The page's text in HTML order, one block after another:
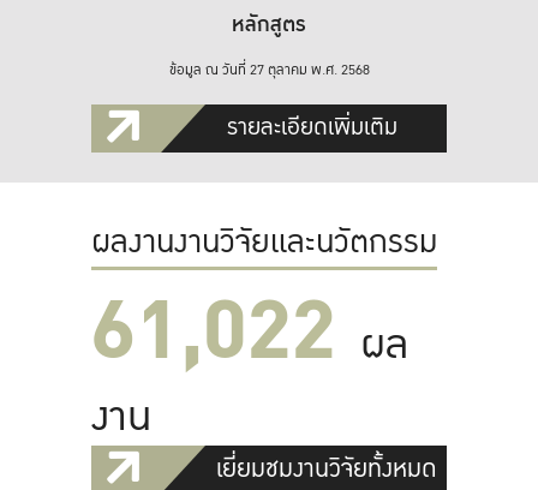
หลักสูตร
ข้อมูล ณ วันที่ 27 ตุลาคม พ.ศ. 2568
รายละเอียดเพิ่มเติม
ผลงานงานวิจัยและนวัตกรรม
61,022 ผล
งาน
เยี่ยมชมงานวิจัยทั้งหมด